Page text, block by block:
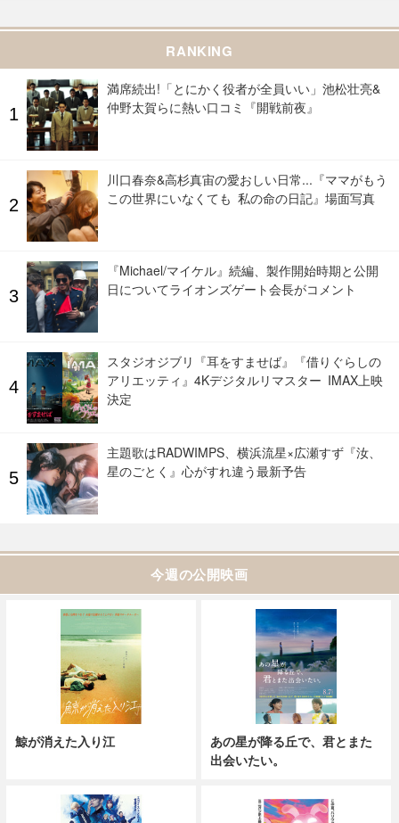
RANKING
満席続出!「とにかく役者が全員いい」池松壮亮&
仲野太賀らに熱い口コミ『開戦前夜』
川口春奈&高杉真宙の愛おしい日常...『ママがもう
この世界にいなくても 私の命の日記』場面写真
『Michael/マイケル』続編、製作開始時期と公開
日についてライオンズゲート会長がコメント
スタジオジブリ『耳をすませば』『借りぐらしの
アリエッティ』4Kデジタルリマスター IMAX上映
決定
主題歌はRADWIMPS、横浜流星×広瀬すず『汝、
星のごとく』心がすれ違う最新予告
今週の公開映画
鯨が消えた入り江
あの星が降る丘で、君とまた
出会いたい。